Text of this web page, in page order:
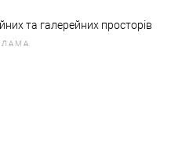
та галерейних просторів